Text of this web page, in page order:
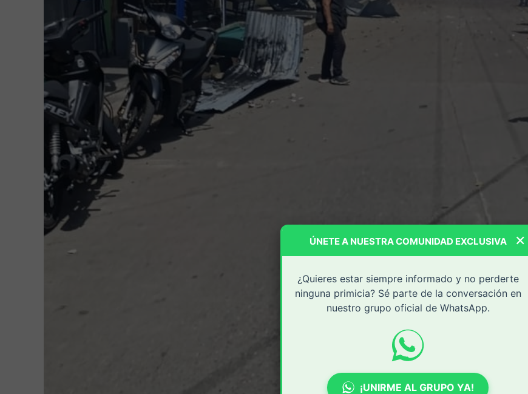
×
ÚNETE A NUESTRA COMUNIDAD EXCLUSIVA
¿Quieres estar siempre informado y no perderte
ninguna primicia? Sé parte de la conversación en
nuestro grupo oficial de WhatsApp.
¡UNIRME AL GRUPO YA!